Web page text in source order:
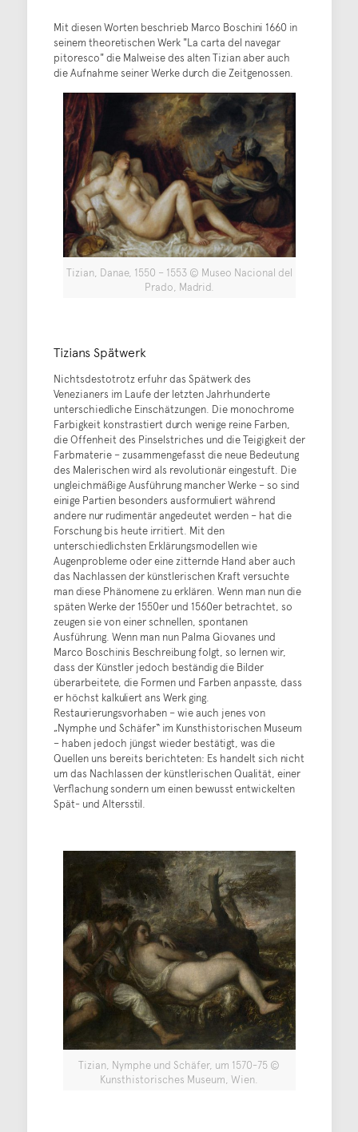
Mit diesen Worten beschrieb Marco Boschini 1660 in
seinem theoretischen Werk "La carta del navegar
pitoresco" die Malweise des alten Tizian aber auch
die Aufnahme seiner Werke durch die Zeitgenossen.
Tizian, Danae, 1550 – 1553 © Museo Nacional del
Prado, Madrid.
Tizians Spätwerk
Nichtsdestotrotz erfuhr das Spätwerk des
Venezianers im Laufe der letzten Jahrhunderte
unterschiedliche Einschätzungen. Die monochrome
Farbigkeit konstrastiert durch wenige reine Farben,
die Offenheit des Pinselstriches und die Teigigkeit der
Farbmaterie – zusammengefasst die neue Bedeutung
des Malerischen wird als revolutionär eingestuft. Die
ungleichmäßige Ausführung mancher Werke – so sind
einige Partien besonders ausformuliert während
andere nur rudimentär angedeutet werden – hat die
Forschung bis heute irritiert. Mit den
unterschiedlichsten Erklärungsmodellen wie
Augenprobleme oder eine zitternde Hand aber auch
das Nachlassen der künstlerischen Kraft versuchte
man diese Phänomene zu erklären. Wenn man nun die
späten Werke der 1550er und 1560er betrachtet, so
zeugen sie von einer schnellen, spontanen
Ausführung. Wenn man nun Palma Giovanes und
Marco Boschinis Beschreibung folgt, so lernen wir,
dass der Künstler jedoch beständig die Bilder
überarbeitete, die Formen und Farben anpasste, dass
er höchst kalkuliert ans Werk ging.
Restaurierungsvorhaben – wie auch jenes von
„Nymphe und Schäfer“ im Kunsthistorischen Museum
– haben jedoch jüngst wieder bestätigt, was die
Quellen uns bereits berichteten: Es handelt sich nicht
um das Nachlassen der künstlerischen Qualität, einer
Verflachung sondern um einen bewusst entwickelten
Spät- und Altersstil.
Tizian, Nymphe und Schäfer, um 1570-75 ©
Kunsthistorisches Museum, Wien.